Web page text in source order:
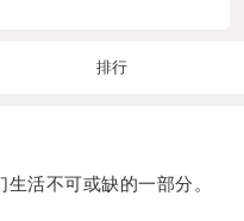
排行
活不可或缺的一部分。